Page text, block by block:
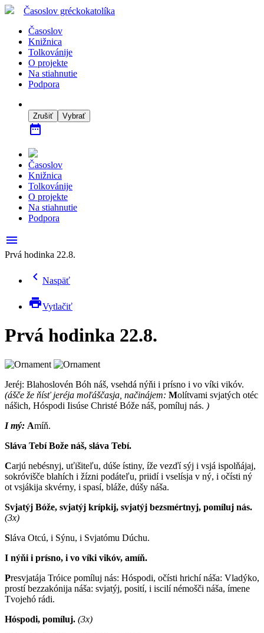
Časoslov gréckokatolíka
Časoslov
Knižnica
Tolkovánije
O projekte
Na stiahnutie
Podpora
Zrušiť Vybrať
date_range
Časoslov
Knižnica
Tolkovánije
O projekte
Na stiahnutie
Podpora
menu
Prvá hodinka 22.8.
chevron_left Naspäť
printVytlačiť
Prvá hodinka 22.8.
Jeréj: Blahoslovén Bóh náš, vsehdá nýňi i prísno i vo víki vikóv.
(ášče že ňísť jeréja moľáščasja, načinájem: Molítvami svjatých otéc
nášich, Hóspodi Iisúse Christé Bóže náš, pomíluj nás. )
I mý: Amíň.
Sláva Tebí Bože náš, sláva Tebí.
Carjú nebésnyj, uťišiteľu, dúše ístiny, íže vezďí sýj i vsjá ispolňájaj,
sokróvišče blahích i žízni podáteľu, priidí i vselísja v ný, i očísti ný
ot vsjákija skvérny, i spasí, bláže, dúšy náša.
Svjatýj Bóže, svjatýj krípkij, svjatýj bezsmértnyj, pomíluj nás.
(3x)
Sláva Otcú, i Sýnu, i Svjatómu Dúchu.
I nýňi i prísno, i vo víki vikóv, amíň.
Presvjatája Tróice pomíluj nás: Hóspodi, očísti hrichí náša: Vladýko,
prostí bezzakónija náša: svjatýj, posití, i iscilí némošči náša, ímene
Tvojehó rádi.
Hóspodi, pomíluj. (3x)